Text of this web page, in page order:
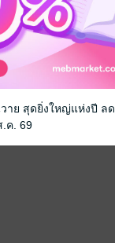
าย สุดยิ่งใหญ่แห่งปี ลด
.ค. 69